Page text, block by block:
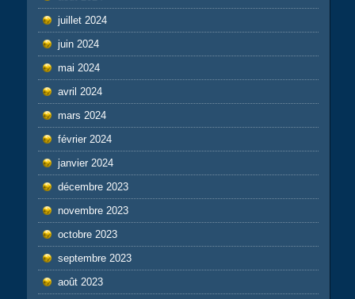
juillet 2024
juin 2024
mai 2024
avril 2024
mars 2024
février 2024
janvier 2024
décembre 2023
novembre 2023
octobre 2023
septembre 2023
août 2023